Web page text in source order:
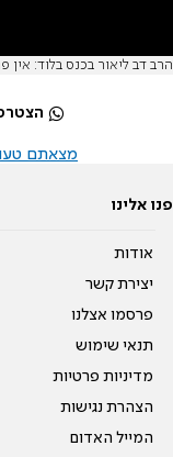
הרב דב ליאור בכנס בלוד:
מצאתם
פנו אלינו
אודות
יצירת קשר
פרסמו אצלנו
תנאי שימוש
מדיניות פרטיות
הצהרת נגישות
המייל האדום